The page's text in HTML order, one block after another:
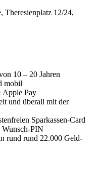
Theresienplatz 12/24,
10 – 20 Jahren
mobil
Apple Pay
und überall mit der
Sparkassen-Card
PIN
rund rund 22.000 Geld­